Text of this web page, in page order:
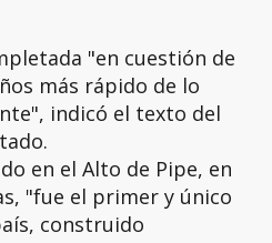
"en cuestión de
más rápido de lo
indicó el texto del
en el Alto de Pipe, en
"fue el primer y único
construido